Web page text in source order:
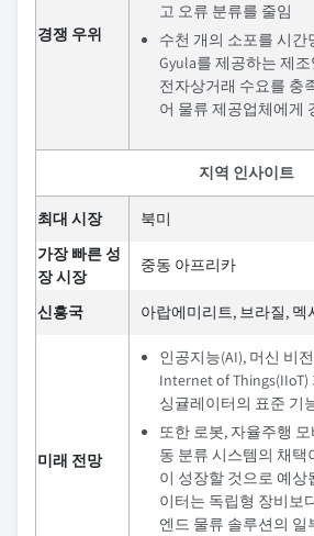
경쟁 우위
고 오류 분류를 줄임
수천 개의 소포를 시간
Gyula를 제공하는 제
전자상거래 수요를 충
어 물류 제공업체에게
지역 인사이트
최대 시장
북미
가장 빠른 성
장 시장
중동 아프리카
신흥국 아랍에미리트, 브라질, 멕
미래 전망
인공지능(AI), 머신 비
Internet of
싱귤레이터의 표준 기
또한 로봇, 자율주행 모
동 분류 시스템의 채
이 성장할 것으로 예상
이터는 독립형 장비보
엔드 물류 솔루션의